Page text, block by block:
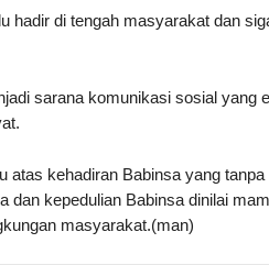
hadir di tengah masyarakat dan
sarana komunikasi sosial yang
atas kehadiran Babinsa yang tanpa
dan kepedulian Babinsa dinilai
masyarakat.(man)